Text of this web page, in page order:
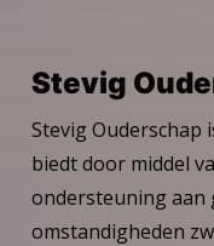
Stevig
Stevig Ouderschap
biedt door middel
ondersteuning aan
omstandigheden